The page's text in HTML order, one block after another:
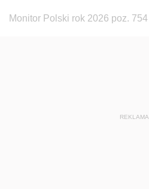
Monitor Polski rok 2026 poz. 754
REKLAMA